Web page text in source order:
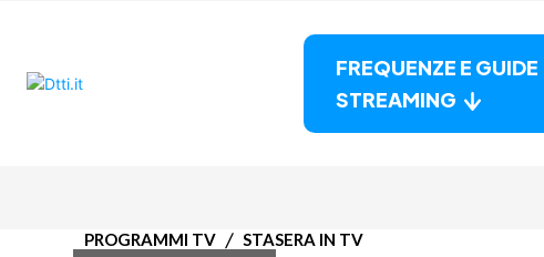
FREQUENZE E GUIDE
STREAMING
PROGRAMMI TV STASERA IN TV